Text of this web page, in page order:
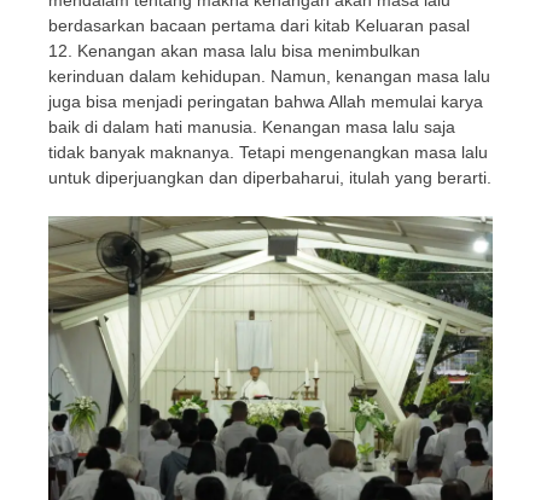
berdasarkan bacaan pertama dari kitab Keluaran pasal
12. Kenangan akan masa lalu bisa menimbulkan
kerinduan dalam kehidupan. Namun, kenangan masa lalu
juga bisa menjadi peringatan bahwa Allah memulai karya
baik di dalam hati manusia. Kenangan masa lalu saja
tidak banyak maknanya. Tetapi mengenangkan masa lalu
untuk diperjuangkan dan diperbaharui, itulah yang berarti.